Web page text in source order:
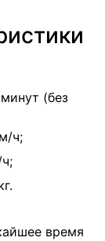
(без
ч;
время